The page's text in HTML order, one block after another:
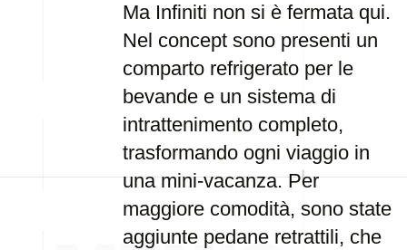
Ma Infiniti non si è fermata qui.
Nel concept sono presenti un
comparto refrigerato per le
bevande e un sistema di
intrattenimento completo,
trasformando ogni viaggio in
una mini-vacanza. Per
maggiore comodità, sono state
aggiunte pedane retrattili, che